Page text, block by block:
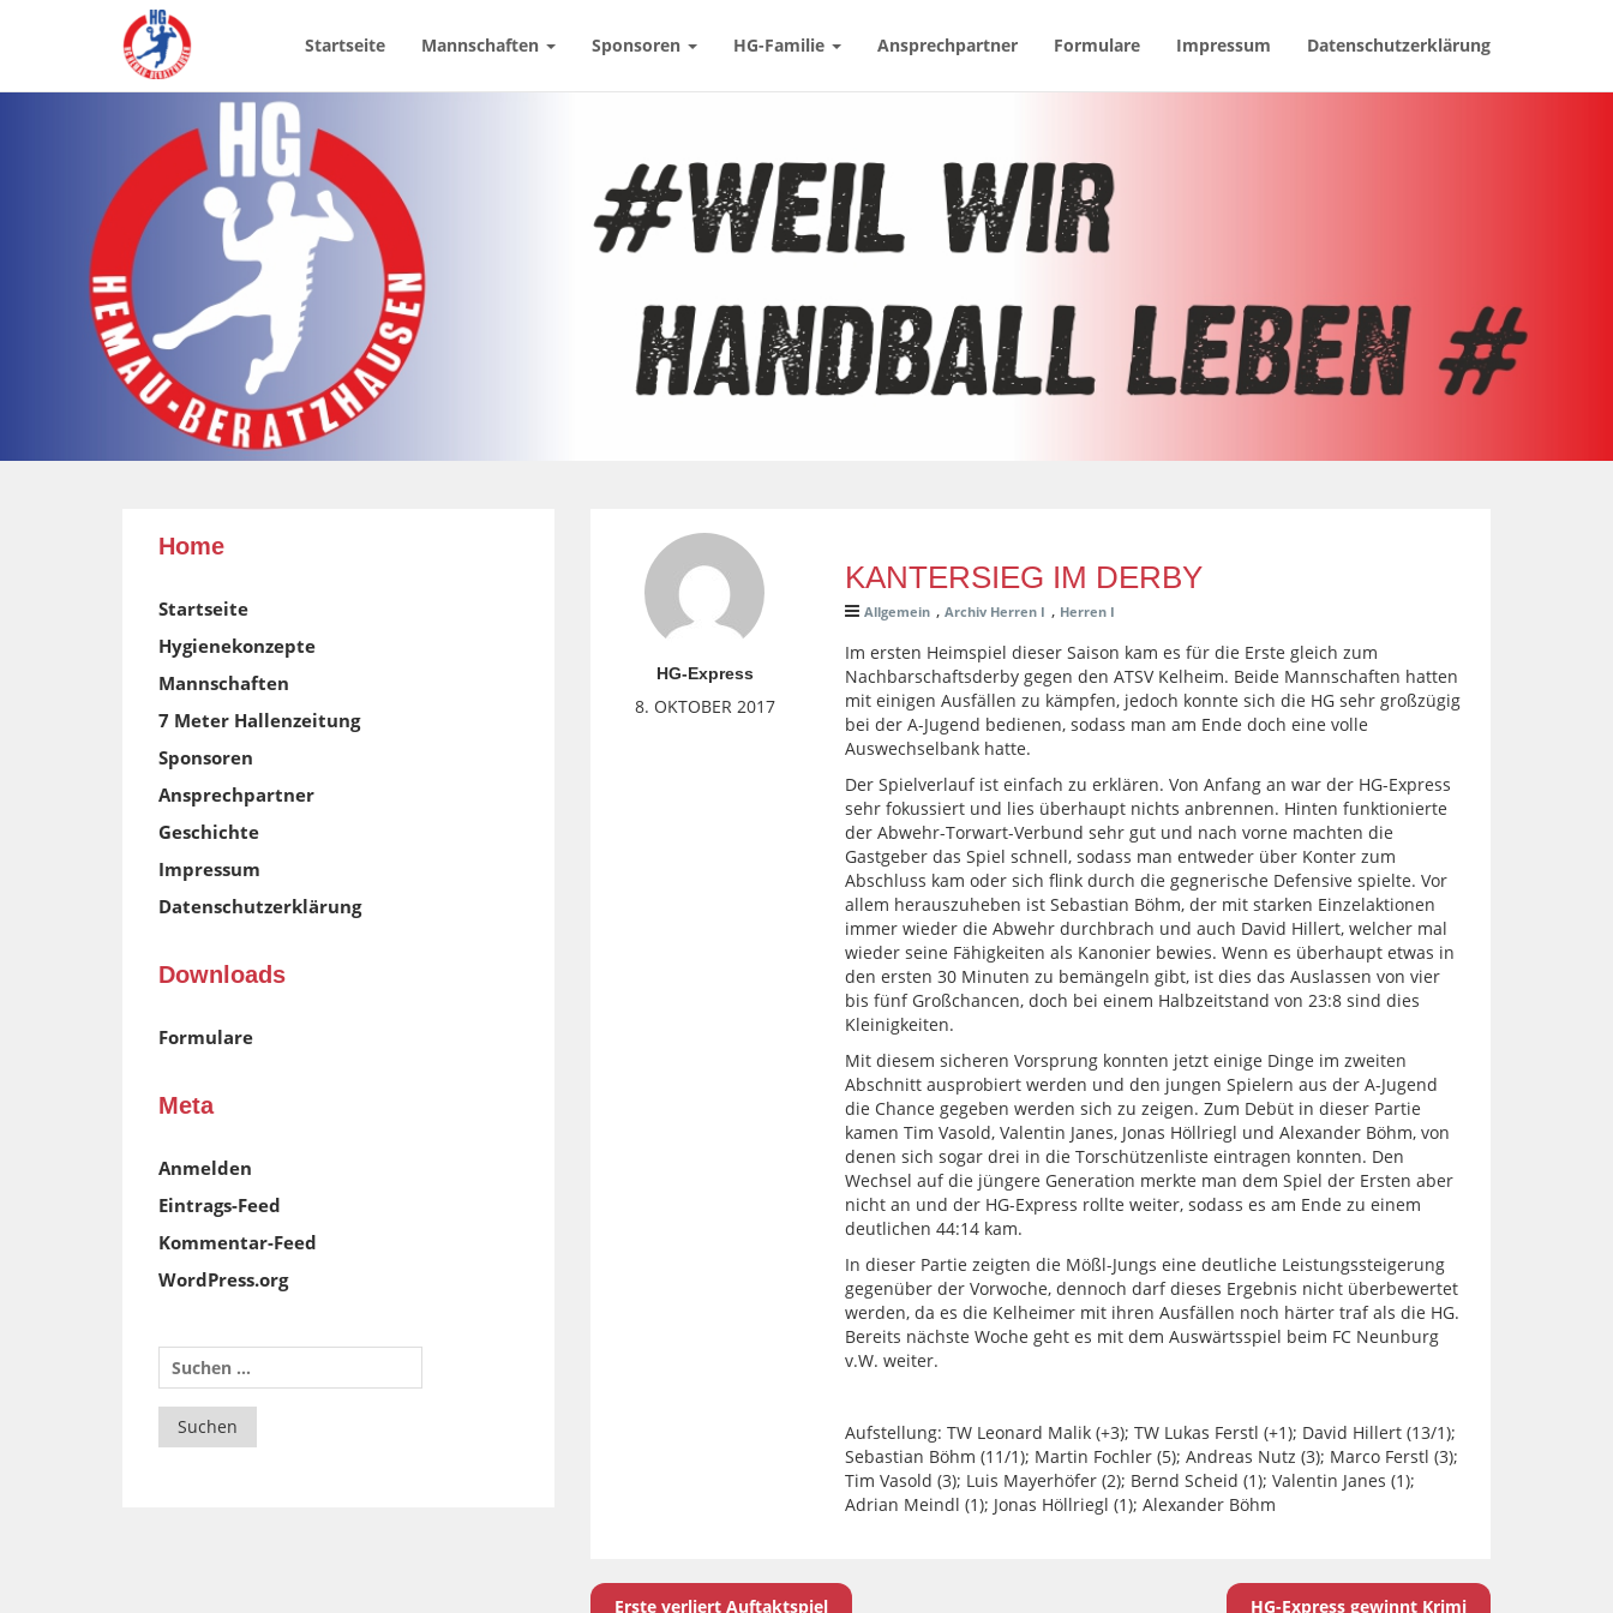
Startseite Mannschaften Sponsoren HG-Familie Ansprechpartner Formulare Impressum Datenschutzerklärung
HG-Express
8. OKTOBER 2017
KANTERSIEG IM DERBY
Allgemein , Archiv Herren I , Herren I
Im ersten Heimspiel dieser Saison kam es für die Erste gleich zum
Nachbarschaftsderby gegen den ATSV Kelheim. Beide Mannschaften hatten
mit einigen Ausfällen zu kämpfen, jedoch konnte sich die HG sehr großzügig
bei der A-Jugend bedienen, sodass man am Ende doch eine volle
Auswechselbank hatte.
Der Spielverlauf ist einfach zu erklären. Von Anfang an war der HG-Express
sehr fokussiert und lies überhaupt nichts anbrennen. Hinten funktionierte
der Abwehr-Torwart-Verbund sehr gut und nach vorne machten die
Gastgeber das Spiel schnell, sodass man entweder über Konter zum
Abschluss kam oder sich flink durch die gegnerische Defensive spielte. Vor
allem herauszuheben ist Sebastian Böhm, der mit starken Einzelaktionen
immer wieder die Abwehr durchbrach und auch David Hillert, welcher mal
wieder seine Fähigkeiten als Kanonier bewies. Wenn es überhaupt etwas in
den ersten 30 Minuten zu bemängeln gibt, ist dies das Auslassen von vier
bis fünf Großchancen, doch bei einem Halbzeitstand von 23:8 sind dies
Kleinigkeiten.
Mit diesem sicheren Vorsprung konnten jetzt einige Dinge im zweiten
Abschnitt ausprobiert werden und den jungen Spielern aus der A-Jugend
die Chance gegeben werden sich zu zeigen. Zum Debüt in dieser Partie
kamen Tim Vasold, Valentin Janes, Jonas Höllriegl und Alexander Böhm, von
denen sich sogar drei in die Torschützenliste eintragen konnten. Den
Wechsel auf die jüngere Generation merkte man dem Spiel der Ersten aber
nicht an und der HG-Express rollte weiter, sodass es am Ende zu einem
deutlichen 44:14 kam.
In dieser Partie zeigten die Mößl-Jungs eine deutliche Leistungssteigerung
gegenüber der Vorwoche, dennoch darf dieses Ergebnis nicht überbewertet
werden, da es die Kelheimer mit ihren Ausfällen noch härter traf als die HG.
Bereits nächste Woche geht es mit dem Auswärtsspiel beim FC Neunburg
v.W. weiter.
Aufstellung: TW Leonard Malik (+3); TW Lukas Ferstl (+1); David Hillert (13/1);
Sebastian Böhm (11/1); Martin Fochler (5); Andreas Nutz (3); Marco Ferstl (3);
Tim Vasold (3); Luis Mayerhöfer (2); Bernd Scheid (1); Valentin Janes (1);
Adrian Meindl (1); Jonas Höllriegl (1); Alexander Böhm
Erste verliert Auftaktspiel HG-Express gewinnt Krimi
Home
Startseite
Hygienekonzepte
Mannschaften
7 Meter Hallenzeitung
Sponsoren
Ansprechpartner
Geschichte
Impressum
Datenschutzerklärung
Downloads
Formulare
Meta
Anmelden
Eintrags-Feed
Kommentar-Feed
WordPress.org